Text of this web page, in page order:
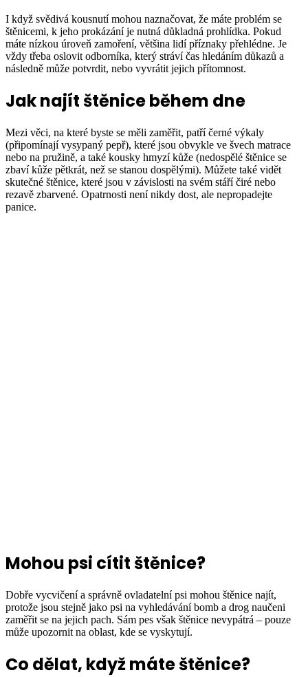
I když svědivá kousnutí mohou naznačovat, že máte problém se
štěnicemi, k jeho prokázání je nutná důkladná prohlídka. Pokud
máte nízkou úroveň zamoření, většina lidí příznaky přehlédne. Je
vždy třeba oslovit odborníka, který stráví čas hledáním důkazů a
následně může potvrdit, nebo vyvrátit jejich přítomnost.
Jak najít štěnice během dne
Mezi věci, na které byste se měli zaměřit, patří černé výkaly
(připomínají vysypaný pepř), které jsou obvykle ve švech matrace
nebo na pružině, a také kousky hmyzí kůže (nedospělé štěnice se
zbaví kůže pětkrát, než se stanou dospělými). Můžete také vidět
skutečné štěnice, které jsou v závislosti na svém stáří čiré nebo
rezavě zbarvené. Opatrnosti není nikdy dost, ale nepropadejte
panice.
Mohou psi cítit štěnice?
Dobře vycvičení a správně ovladatelní psi mohou štěnice najít,
protože jsou stejně jako psi na vyhledávání bomb a drog naučeni
zaměřit se na jejich pach. Sám pes však štěnice nevypátrá – pouze
může upozornit na oblast, kde se vyskytují.
Co dělat, když máte štěnice?